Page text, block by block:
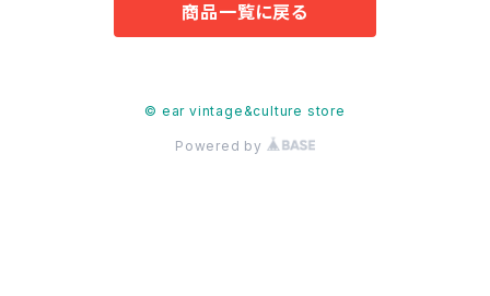
Accessories
商品一覧に戻る
© ear vintage&culture store
Powered by